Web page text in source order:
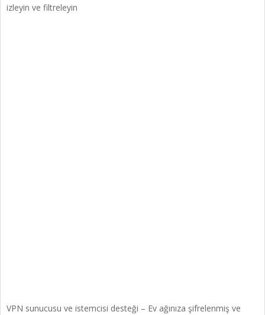
izleyin ve filtreleyin
VPN sunucusu ve istemcisi desteği – Ev ağınıza şifrelenmiş ve